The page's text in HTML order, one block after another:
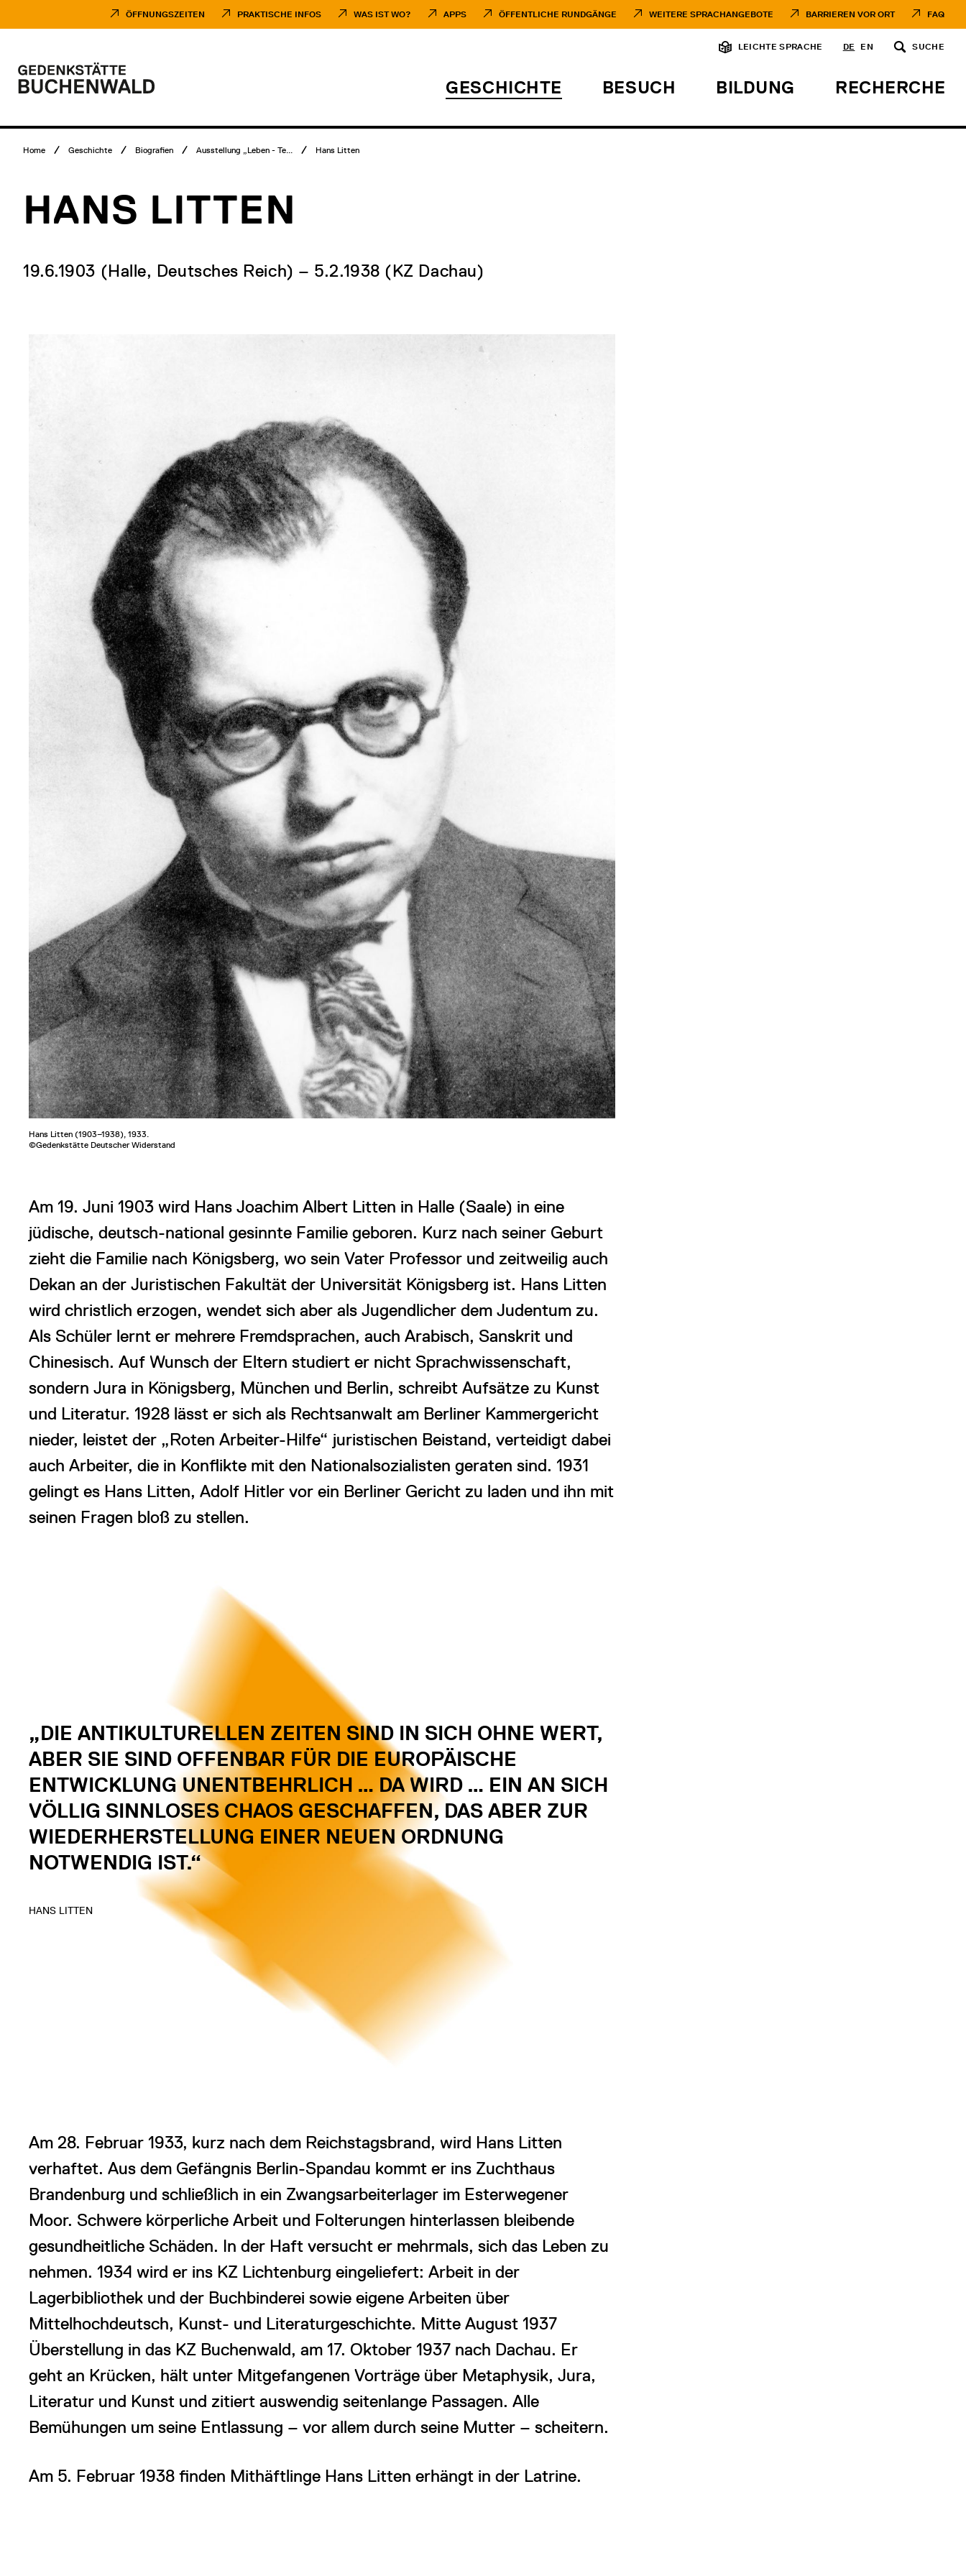
Inhalt
ÖFFNUNGSZEITEN PRAKTISCHE INFOS WAS IST WO? APPS ÖFFENTLICHE RUNDGÄNGE WEITERE SPRACHANGEBOTE BARRIEREN VOR ORT FAQ
Hauptmenü
LEICHTE SPRACHE DE EN SUCHE
Logo
Gedenkstätte
GESCHICHTE BESUCH BILDUNG RECHERCHE
Breadcrumb
Home Geschichte Biografien Ausstellung „Leben - Te... Hans Litten
HANS LITTEN
19.6.1903 (Halle, Deutsches Reich) – 5.2.1938 (KZ Dachau)
Hans Litten (1903–1938), 1933.
©Gedenkstätte Deutscher Widerstand
Am 19. Juni 1903 wird Hans Joachim Albert Litten in Halle (Saale) in eine
jüdische, deutsch-national gesinnte Familie geboren. Kurz nach seiner Geburt
zieht die Familie nach Königsberg, wo sein Vater Professor und zeitweilig auch
Dekan an der Juristischen Fakultät der Universität Königsberg ist. Hans Litten
wird christlich erzogen, wendet sich aber als Jugendlicher dem Judentum zu.
Als Schüler lernt er mehrere Fremdsprachen, auch Arabisch, Sanskrit und
Chinesisch. Auf Wunsch der Eltern studiert er nicht Sprachwissenschaft,
sondern Jura in Königsberg, München und Berlin, schreibt Aufsätze zu Kunst
und Literatur. 1928 lässt er sich als Rechtsanwalt am Berliner Kammergericht
nieder, leistet der „Roten Arbeiter-Hilfe“ juristischen Beistand, verteidigt dabei
auch Arbeiter, die in Konflikte mit den Nationalsozialisten geraten sind. 1931
gelingt es Hans Litten, Adolf Hitler vor ein Berliner Gericht zu laden und ihn mit
seinen Fragen bloß zu stellen.
„DIE ANTIKULTURELLEN ZEITEN SIND IN SICH OHNE WERT,
ABER SIE SIND OFFENBAR FÜR DIE EUROPÄISCHE
ENTWICKLUNG UNENTBEHRLICH … DA WIRD … EIN AN SICH
VÖLLIG SINNLOSES CHAOS GESCHAFFEN, DAS ABER ZUR
WIEDERHERSTELLUNG EINER NEUEN ORDNUNG
NOTWENDIG IST.“
HANS LITTEN
Am 28. Februar 1933, kurz nach dem Reichstagsbrand, wird Hans Litten
verhaftet. Aus dem Gefängnis Berlin-Spandau kommt er ins Zuchthaus
Brandenburg und schließlich in ein Zwangsarbeiterlager im Esterwegener
Moor. Schwere körperliche Arbeit und Folterungen hinterlassen bleibende
gesundheitliche Schäden. In der Haft versucht er mehrmals, sich das Leben zu
nehmen. 1934 wird er ins KZ Lichtenburg eingeliefert: Arbeit in der
Lagerbibliothek und der Buchbinderei sowie eigene Arbeiten über
Mittelhochdeutsch, Kunst- und Literaturgeschichte. Mitte August 1937
Überstellung in das KZ Buchenwald, am 17. Oktober 1937 nach Dachau. Er
geht an Krücken, hält unter Mitgefangenen Vorträge über Metaphysik, Jura,
Literatur und Kunst und zitiert auswendig seitenlange Passagen. Alle
Bemühungen um seine Entlassung – vor allem durch seine Mutter – scheitern.
Am 5. Februar 1938 finden Mithäftlinge Hans Litten erhängt in der Latrine.